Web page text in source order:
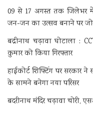
09 से 17 अगस्त तक जिलेभर
जन-जन का उत्सव बनाने पर
बद्रीनाथ चढ़ावा घोटाला :
कुमार को किया गिरफ्तार
हाईकोर्ट शिफ्टिंग पर सरकार
के सामने बनेगा नया परिसर
बदरीनाथ मंदिर चढ़ावा चोरी,